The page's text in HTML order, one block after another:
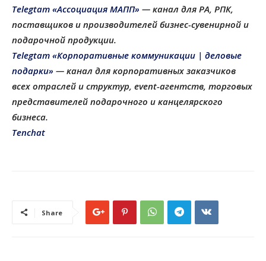
Telegtam «Ассоциация МАПП» — канал для РА, РПК,
поставщиков и производителей бизнес-сувенирной и
подарочной продукции.
Telegtam «Корпоративные коммуникации | деловые
подарки» — канал для корпоративных заказчиков
всех отраслей и структур, еvent-агентств, торговых
представителей подарочного и канцелярского
бизнеса.
Tenchat
Share